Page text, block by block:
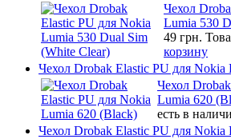
Чехол
Lumia 530
49 грн.
корзину
Чехол Drobak Elastic PU для Nokia
Чехол
Lumia 620
есть в
Чехол Drobak Elastic PU для Nokia